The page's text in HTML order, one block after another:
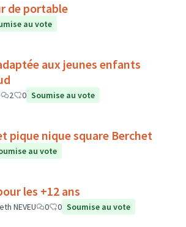
de portable
au vote
aux jeunes enfants
2 0 Soumise au vote
pique nique square Berchet
au vote
les +12 ans
NEVEU 0 0 Soumise au vote